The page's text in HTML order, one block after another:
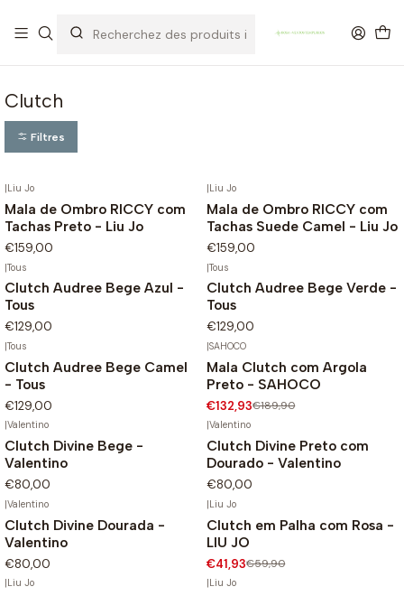
OFERTA DE PORTES DE ENVIO em compras para Portugal superiores a
80€ de artigos sem promoção
Clutch
Filtres
Liu Jo
Mala de Ombro RICCY com
Tachas Preto - Liu Jo
€159,00
Liu Jo
Mala de Ombro RICCY com
Tachas Suede Camel - Liu Jo
€159,00
|Tous
Clutch Audree Bege Azul -
Tous
€129,00
|Tous
Clutch Audree Bege Verde -
Tous
€129,00
|Tous
Clutch Audree Bege Camel
- Tous
€129,00
-30%
|SAHOCO
Mala Clutch com Argola
Preto - SAHOCO
€132,93€189,90
|Valentino
Clutch Divine Bege -
Valentino
€80,00
|Valentino
Clutch Divine Preto com
Dourado - Valentino
€80,00
|Valentino
Clutch Divine Dourada -
Valentino
€80,00
-30%
|Liu Jo
Clutch em Palha com Rosa -
LIU JO
€41,93€59,90
|Liu Jo |Liu Jo